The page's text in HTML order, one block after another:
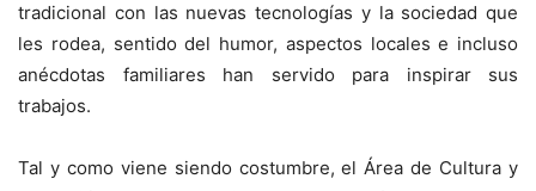
tradicional con las nuevas tecnologías y la sociedad que
les rodea, sentido del humor, aspectos locales e incluso
anécdotas familiares han servido para inspirar sus
trabajos.
Tal y como viene siendo costumbre, el Área de Cultura y